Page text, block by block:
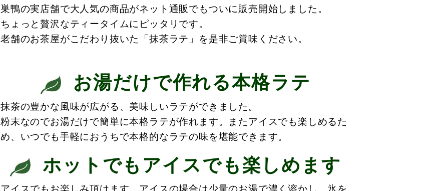
巣鴨の実店舗で大人気の商品がネット通販でもついに販売開始しました。
ちょっと贅沢なティータイムにピッタリです。
老舗のお茶屋がこだわり抜いた「抹茶ラテ」を是非ご賞味ください。
お湯だけで作れる本格ラテ
抹茶の豊かな風味が広がる、美味しいラテができました。
粉末なのでお湯だけで簡単に本格ラテが作れます。またアイスでも楽しめるた
め、いつでも手軽におうちで本格的なラテの味を堪能できます。
ホットでもアイスでも楽しめます
アイスでもお楽しみ頂けます。アイスの場合は少量のお湯で濃く溶かし、氷を